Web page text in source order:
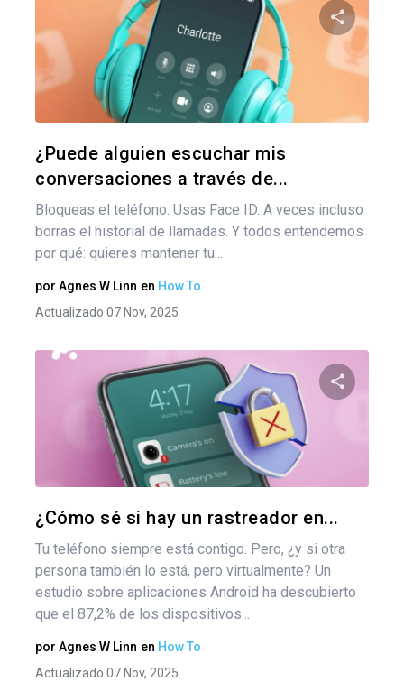
¿Puede alguien escuchar mis
conversaciones a través de...
Bloqueas el teléfono. Usas Face ID. A veces incluso
borras el historial de llamadas. Y todos entendemos
por qué: quieres mantener tu...
por Agnes W Linn en How To
Actualizado 07 Nov, 2025
¿Cómo sé si hay un rastreador en...
Tu teléfono siempre está contigo. Pero, ¿y si otra
persona también lo está, pero virtualmente? Un
estudio sobre aplicaciones Android ha descubierto
que el 87,2% de los dispositivos...
por Agnes W Linn en How To
Actualizado 07 Nov, 2025